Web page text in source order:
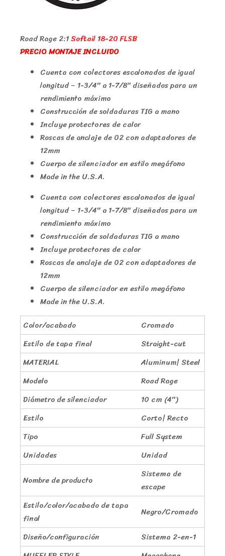
Road Rage 2:1Softail 18-20 FLSB
PRECIO MONTAJE INCLUIDO
Cuenta con colectores escalonados de igual
longitud – 1-3/4″ a 1-7/8″ diseñados para un
rendimiento máximo
Construcción de soldaduras TIG a mano
Incluye protectores de calor
Roscas de anclaje de 02 con adaptadores de
12mm
Cuerpo de silenciador en estilo megáfono
Made in the U.S.A.
Cuenta con colectores escalonados de igual
longitud – 1-3/4″ a 1-7/8″ diseñados para un
rendimiento máximo
Construcción de soldaduras TIG a mano
Incluye protectores de calor
Roscas de anclaje de 02 con adaptadores de
12mm
Cuerpo de silenciador en estilo megáfono
Made in the U.S.A.
Color/acabado
Cromado
Estilo de tapa final
Straight-cut
MATERIAL
Aluminum| Steel
Modelo
Road Rage
Diámetro de silenciador
10 cm (4″)
Estilo
Corto| Recto
Tipo
Full System
Unidades
Unidad
Nombre de producto
Sistema de
escape
Estilo/color/acabado de tapa
final
Negro/Cromado
Diseño/configuración
Sistema 2-en-1